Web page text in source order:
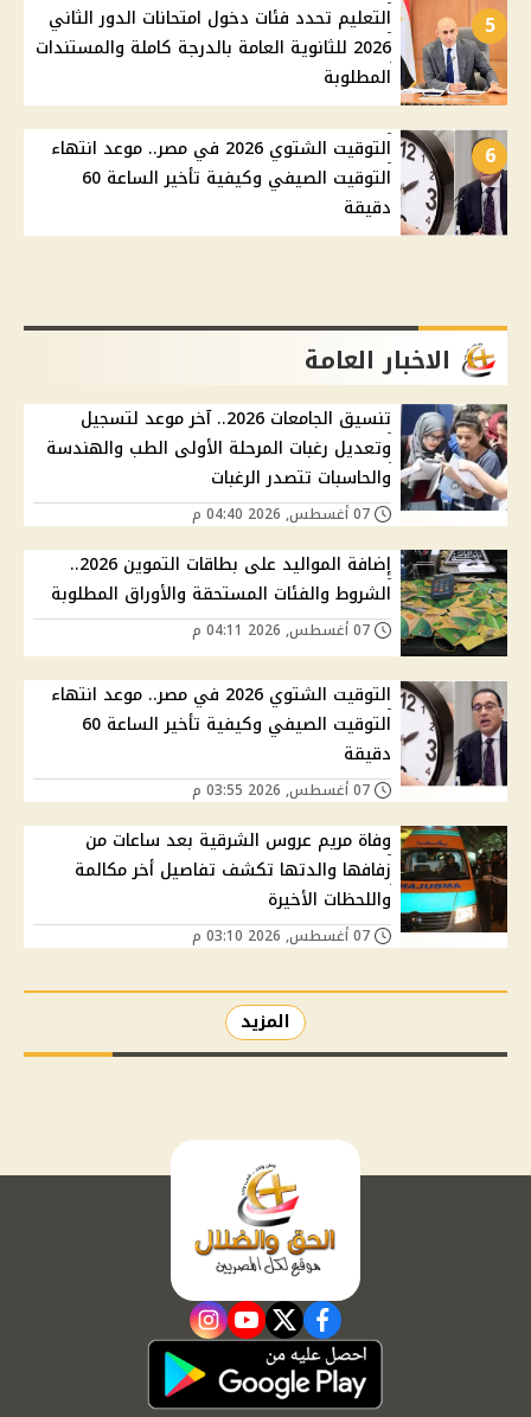
5
التعليم تحدد فئات دخول امتحانات الدور الثاني
2026 للثانوية العامة بالدرجة كاملة والمستندات
المطلوبة
6
التوقيت الشتوي 2026 في مصر.. موعد انتهاء
التوقيت الصيفي وكيفية تأخير الساعة 60
دقيقة
الاخبار العامة
تنسيق الجامعات 2026.. آخر موعد لتسجيل
وتعديل رغبات المرحلة الأولى الطب والهندسة
والحاسبات تتصدر الرغبات
إضافة المواليد على بطاقات التموين 2026..
الشروط والفئات المستحقة والأوراق المطلوبة
التوقيت الشتوي 2026 في مصر.. موعد انتهاء
التوقيت الصيفي وكيفية تأخير الساعة 60
دقيقة
وفاة مريم عروس الشرقية بعد ساعات من
زفافها والدتها تكشف تفاصيل أخر مكالمة
واللحظات الأخيرة
المزيد
facebook
twitter
youtube
instagram